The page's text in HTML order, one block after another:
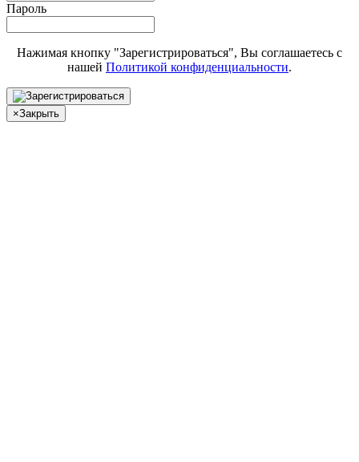
Пароль
Нажимая кнопку "Зарегистрироваться", Вы соглашаетесь с
нашей Политикой конфиденциальности.
×Закрыть